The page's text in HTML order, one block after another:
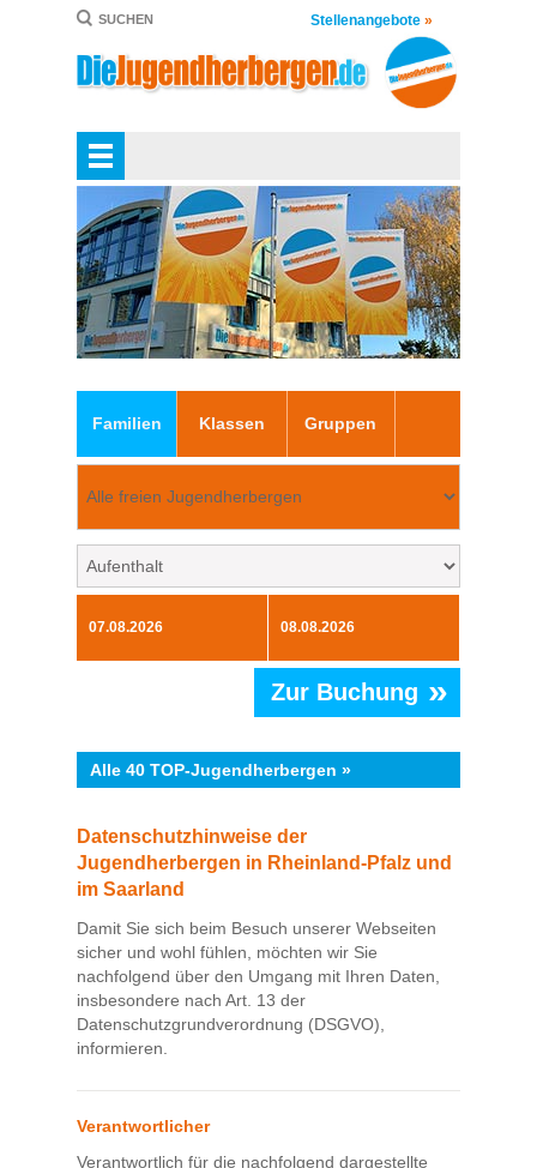
SUCHEN Stellenangebote »
Familien Klassen Gruppen
Zur Buchung »
Alle 40 TOP-Jugendherbergen »
Datenschutzhinweise der
Jugendherbergen in Rheinland-Pfalz und
im Saarland
Damit Sie sich beim Besuch unserer Webseiten
sicher und wohl fühlen, möchten wir Sie
nachfolgend über den Umgang mit Ihren Daten,
insbesondere nach Art. 13 der
Datenschutzgrundverordnung (DSGVO),
informieren.
Verantwortlicher
Verantwortlich für die nachfolgend dargestellte